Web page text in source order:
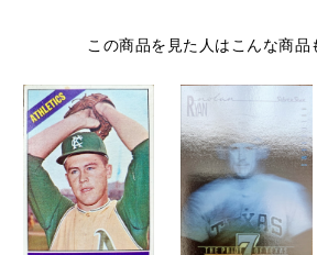
この商品を見た人はこんな商品